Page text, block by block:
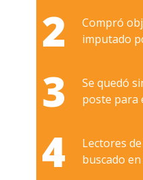
2
Compró
imputado
3
Se quedó
poste para
4
Lectores
buscado